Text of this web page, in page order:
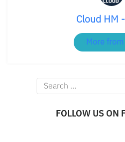
Cloud HM
More
Search
for:
FOLLOW US ON